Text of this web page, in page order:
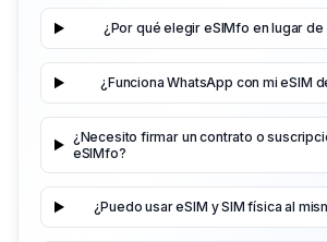
¿Por qué elegir eSIMfo en lugar de
¿Funciona WhatsApp con mi eSIM
¿Necesito firmar un contrato o
eSIMfo?
¿Puedo usar eSIM y SIM física al